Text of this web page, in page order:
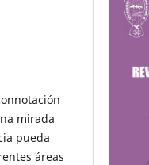
mirada
pueda
áreas